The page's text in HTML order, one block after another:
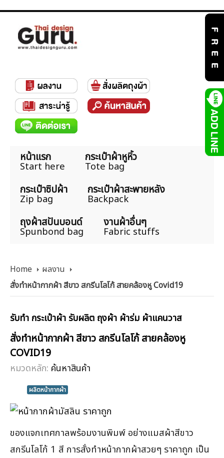
หน้าแรก
Start here
กระเป๋าผ้าหูหิ้ว
Tote bag
กระเป๋าซิปผ้า
Zip bag
กระเป๋าผ้าสะพายหลัง
Backpack
ถุงผ้าสปันบอนด์
Spunbond bag
งานผ้าอื่นๆ
Fabric stuffs
Home
ผลงาน
สั่งทำหน้ากากผ้า สีขาว สกรีนโลโก้ สายคล้องหู Covid19
รับทำ กระเป๋าผ้า รับผลิต ถุงผ้า ผ้าร่ม ผ้าแคนวาส
สั่งทำหน้ากากผ้า สีขาว สกรีนโลโก้ สายคล้องหู
COVID19
หมวดหลัก: ค้นหาสินค้า
ผลิตหน้ากากผ้า
ของแจกเทศกาลพร้อมงานพิมพ์ อย่างแมสผ้าสีขาว
สกรีนโลโก้ 1 สี การสั่งทำหน้ากากผ้าสวยๆ ราคาถูก เป็น